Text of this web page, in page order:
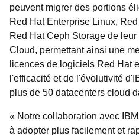
peuvent migrer des portions
Red Hat Enterprise Linux,
Red Hat Ceph Storage de
Cloud, permettant ainsi une
licences de logiciels Red Hat
l'efficacité et de l'évolutivité
plus de 50 datacenters cloud
« Notre collaboration avec
à adopter plus facilement et